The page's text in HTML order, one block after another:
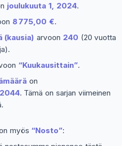
joulukuuta 1, 2024.
8 775,00 €.
(kausia) arvoon 240 (20 vuotta
“Kuukausittain”.
on
. Tämä on sarjan viimeinen
myös “Nosto”: